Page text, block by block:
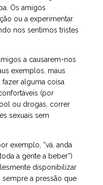
Os amigos
ou a experimentar
nos sentimos tristes
a causarem-nos
exemplos, maus
alguma coisa
(por
ou drogas, correr
sexuais sem
exemplo, “vá, anda
a gente a beber”)
disponibilizar
sempre a pressão que